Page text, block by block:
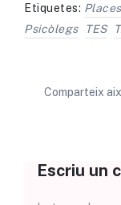
Etiquetes: Places
Psicòlegs
TES
Comparteix
Escriu un